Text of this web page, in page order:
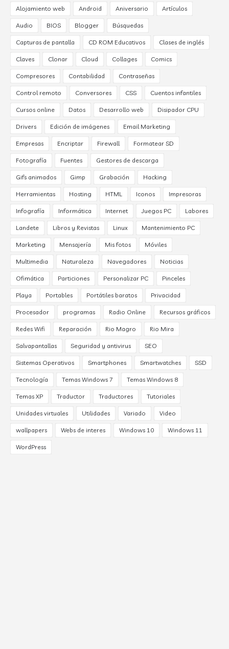
Alojamiento web Android Aniversario Artículos
Audio BIOS Blogger Búsquedas
Capturas de pantalla CD ROM Educativos Clases de inglés
Claves Clonar Cloud Collages Comics
Compresores Contabilidad Contraseñas
Control remoto Conversores CSS Cuentos infantiles
Cursos online Datos Desarrollo web Disipador CPU
Drivers Edición de imágenes Email Marketing
Empresas Encriptar Firewall Formatear SD
Fotografía Fuentes Gestores de descarga
Gifs animados Gimp Grabación Hacking
Herramientas Hosting HTML Iconos Impresoras
Infografía Informática Internet Juegos PC Labores
Landete Libros y Revistas Linux Mantenimiento PC
Marketing Mensajería Mis fotos Móviles
Multimedia Naturaleza Navegadores Noticias
Ofimática Particiones Personalizar PC Pinceles
Playa Portables Portátiles baratos Privacidad
Procesador programas Radio Online Recursos gráficos
Redes Wifi Reparación Rio Magro Rio Mira
Salvapantallas Seguridad y antivirus SEO
Sistemas Operativos Smartphones Smartwatches SSD
Tecnología Temas Windows 7 Temas Windows 8
Temas XP Traductor Traductores Tutoriales
Unidades virtuales Utilidades Variado Video
wallpapers Webs de interes Windows 10 Windows 11
WordPress